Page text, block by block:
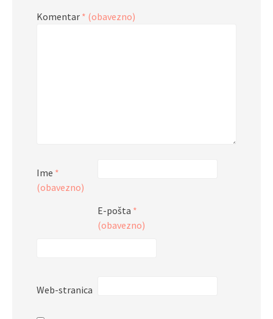
Komentar * (obavezno)
Ime *
(obavezno)
E-pošta *
(obavezno)
Web-stranica